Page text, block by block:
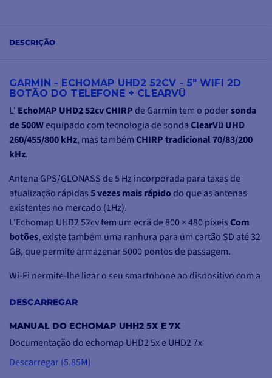
DESCRIÇÃO
GARMIN - ECHOMAP UHD2 52CV - 5" WIFI 2D
BOTÃO DO TELEFONE + CLEARVÜ
L' EchoMAP UHD2 52cv CHIRP de Garmintem o podersonda
de 500Wequipado com tecnologia de sondaClearVü UHD
260/455/800 kHz, mas tambémCHIRP tradicional 70/83/200
kHz.
Antena GPS/GLONASS de 5 Hz incorporada para taxas de
atualização rápidas5 vezes mais rápidodo que as antenas
existentes no mercado (1Hz).
L'Echomap UHD2 52cv tem um ecrã de 800 × 480 píxeisCom
botões, existe também uma ranhura para um cartão SD até 32
GB, que permite armazenar 5000 pontos de passagem.
Wi-Fi permite-lhe ligar o seu smartphone ao dispositivo com a
tudo oligação de dois dispositivos ECHOMAP UHD2
partilhar os dados dos utilizadores e das sondas.
DESCARREGAR
MANUAL DO ECHOMAP UHH2 5X E 7X
Documentação do echomap UHD2 5x e UHD2 7x
Descarregar (5.85M)